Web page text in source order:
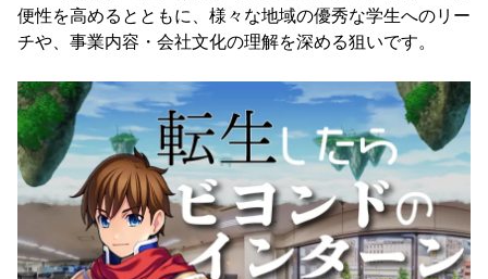
便性を高めるとともに、様々な地域の優秀な学生へのリー
チや、事業内容・会社文化の理解を深める狙いです。